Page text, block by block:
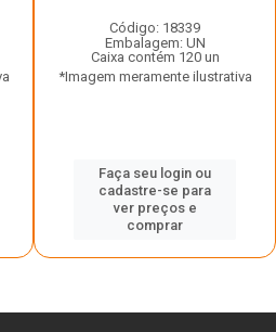
Código: 18339
Embalagem: UN
Caixa contém 120 un
*Imagem meramente ilustrativa
Faça seu login ou
cadastre-se para
ver preços e
comprar